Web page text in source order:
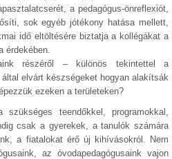
a pedagógus-önreflexiót,
sok egyéb jótékony hatása mellett,
idő eltöltésére biztatja a kollégákat a
érdekében.
részéről – különös tekintettel a
elvárt készségeket hogyan alakítsák
ezeken a területeken?
teendőkkel, programokkal,
csak a gyerekek, a tanulók számára
a fiatalokat érő új kihívásokról. Nem
az óvodapedagógusaink vajon